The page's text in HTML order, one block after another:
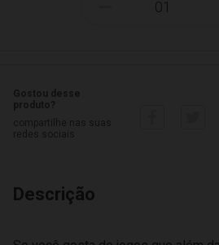
Descrição